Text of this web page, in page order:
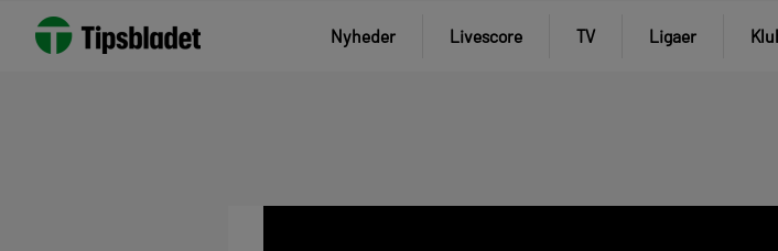
Nyheder Livescore TV Ligaer